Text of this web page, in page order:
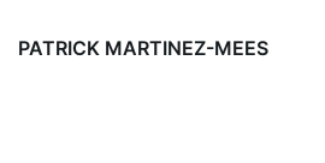
auPATRICK MARTINEZ-MEES